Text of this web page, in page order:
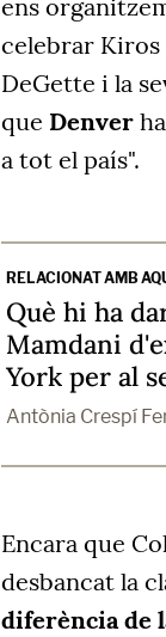
ens
celebrar Kiros
DeGette i la
que Denver
a tot el país".
RELACIONAT AMB
Què hi ha
Mamdani
York per al
Antònia Crespí
Encara que
desbancat la
diferència de